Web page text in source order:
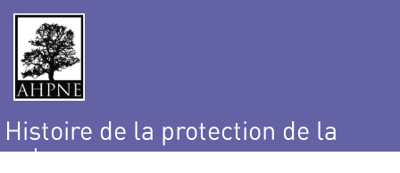
Histoire de la protection de la
nature